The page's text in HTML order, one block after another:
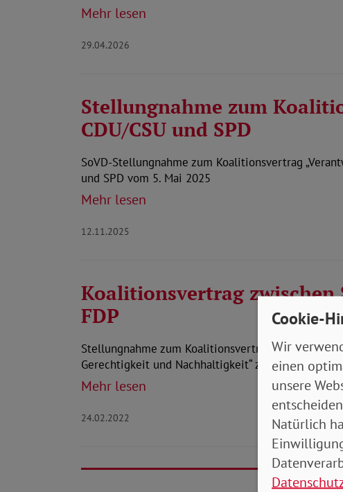
Mehr lesen
29.04.2026
Stellungnahme zum
CDU/CSU und SPD
SoVD-Stellungnahme zum Koalitionsvertrag
und SPD vom 5. Mai 2025
Mehr lesen
12.11.2025
Koalitionsvertrag zwischen
FDP
Stellungnahme zum Koalitionsvertrag „Mehr
Gerechtigkeit und Nachhaltigkeit“ zwischen SPD,
Mehr lesen
24.02.2022
Cookie-
Wir
einen
unsere
Natürlich